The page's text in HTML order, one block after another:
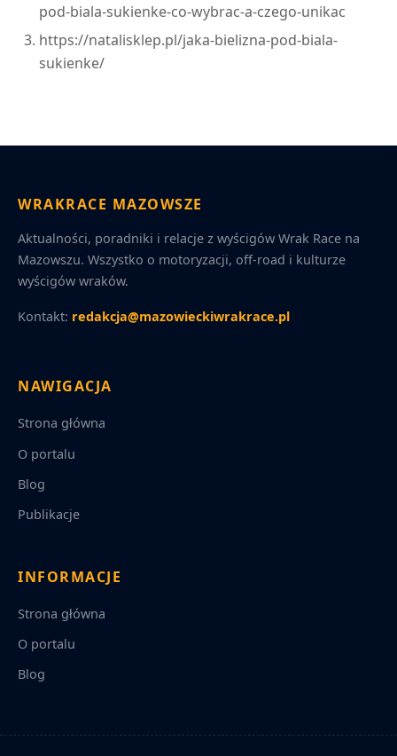
pod-biala-sukienke-co-wybrac-a-czego-unikac
https://natalisklep.pl/jaka-bielizna-pod-biala-
sukienke/
WRAKRACE MAZOWSZE
Aktualności, poradniki i relacje z wyścigów Wrak Race na
Mazowszu. Wszystko o motoryzacji, off-road i kulturze
wyścigów wraków.
Kontakt: redakcja@mazowieckiwrakrace.pl
NAWIGACJA
Strona główna
O portalu
Blog
Publikacje
INFORMACJE
Strona główna
O portalu
Blog